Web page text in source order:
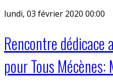
lundi, 03 février 2020 00:00
Rencontre dédicace
pour Tous